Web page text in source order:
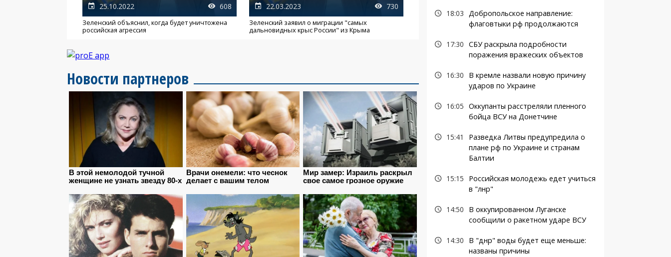
25.10.2022 608
Зеленский объяснил, когда будет уничтожена
российская агрессия
22.03.2023 730
Зеленский заявил о миграции "самых
дальновидных крыс России" из Крыма
Новости партнеров
18:03 Добропольское направление:
флаговтыки рф продолжаются
17:30 СБУ раскрыла подробности
поражения вражеских объектов
16:30
В кремле назвали новую причину
ударов по Украине
16:05 Оккупанты расстреляли пленного
бойца ВСУ на Донетчине
15:41
Разведка Литвы предупредила о
плане рф по Украине и странам
Балтии
15:15
Российская молодежь едет учиться
в "лнр"
14:50
В оккупированном Луганске
сообщили о ракетном ударе ВСУ
14:30
В "днр" воды будет еще меньше:
названы причины